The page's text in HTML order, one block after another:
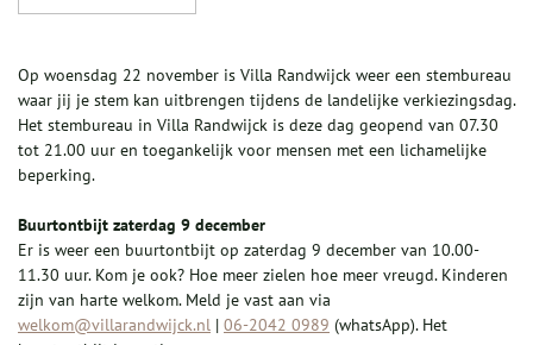
Op woensdag 22 november is Villa Randwijck weer een stembureau
waar jij je stem kan uitbrengen tijdens de landelijke verkiezingsdag.
Het stembureau in Villa Randwijck is deze dag geopend van 07.30
tot 21.00 uur en toegankelijk voor mensen met een lichamelijke
beperking.
Buurtontbijt zaterdag 9 december
Er is weer een buurtontbijt op zaterdag 9 december van 10.00-
11.30 uur. Kom je ook? Hoe meer zielen hoe meer vreugd. Kinderen
zijn van harte welkom. Meld je vast aan via
welkom@villarandwijck.nl | 06-2042 0989 (whatsApp). Het